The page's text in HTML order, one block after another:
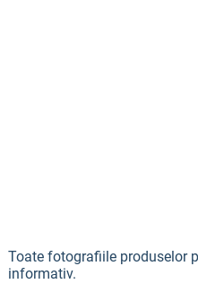
Toate fotografiile produselor
informativ.